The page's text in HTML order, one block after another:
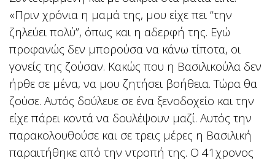
«Πριν χρόνια η μαμά της, μου είχε πει “την
ζηλεύει πολύ”, όπως και η αδερφή της. Εγώ
προφανώς δεν μπορούσα να κάνω τίποτα, οι
γονείς της ζούσαν. Κακώς που η Βασιλικούλα δεν
ήρθε σε μένα, να μου ζητήσει βοήθεια. Τώρα θα
ζούσε. Αυτός δούλευε σε ένα ξενοδοχείο και την
είχε πάρει κοντά να δουλέψουν μαζί. Αυτός την
παρακολουθούσε και σε τρεις μέρες η Βασιλική
παραιτήθηκε από την ντροπή της. Ο 41χρονος